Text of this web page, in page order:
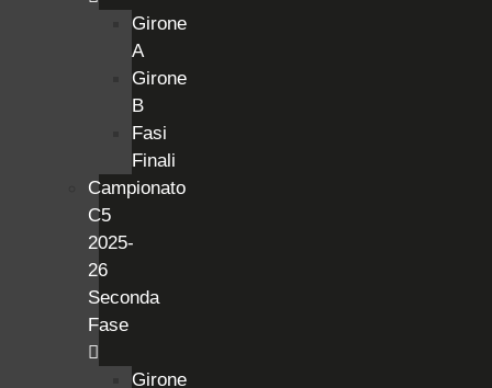
Girone
A
Girone
B
Fasi
Finali
Campionato
C5
2025-
26
Seconda
Fase
Girone